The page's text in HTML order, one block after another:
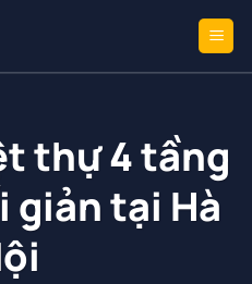
thự 4 tầng
giản tại Hà